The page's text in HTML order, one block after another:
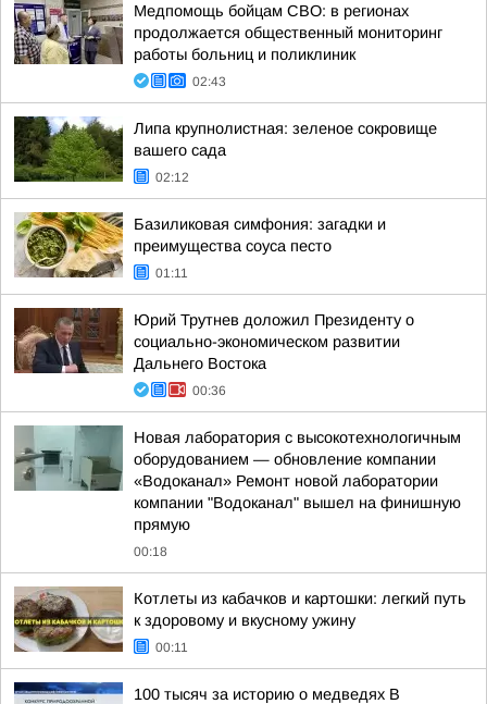
Медпомощь бойцам СВО: в регионах
продолжается общественный мониторинг
работы больниц и поликлиник
02:43
Липа крупнолистная: зеленое сокровище
вашего сада
02:12
Базиликовая симфония: загадки и
преимущества соуса песто
01:11
Юрий Трутнев доложил Президенту о
социально-экономическом развитии
Дальнего Востока
00:36
Новая лаборатория с высокотехнологичным
оборудованием — обновление компании
«Водоканал» Ремонт новой лаборатории
компании "Водоканал" вышел на финишную
прямую
00:18
Котлеты из кабачков и картошки: легкий путь
к здоровому и вкусному ужину
00:11
100 тысяч за историю о медведях В